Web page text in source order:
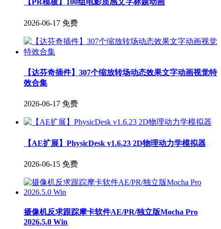
【PR模板】100组电影质感文字标题动画
2026-06-17 免费
【达芬奇插件】307个缩放转场动态效果文字动画视觉特
效合集
2026-06-17 免费
【AE扩展】PhysicDesk v1.6.23 2D物理动力学模拟器
2026-06-15 免费
摄像机反求跟踪摩卡软件AE/PR/独立版Mocha Pro
2026.5.0 Win